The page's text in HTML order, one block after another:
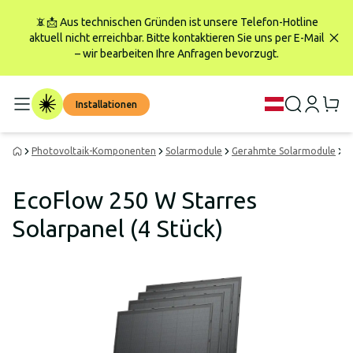
📵📩 Aus technischen Gründen ist unsere Telefon-Hotline
aktuell nicht erreichbar. Bitte kontaktieren Sie uns per E-Mail
– wir bearbeiten Ihre Anfragen bevorzugt.
Installationen
Photovoltaik-Komponenten Solarmodule Gerahmte Solarmodule
EcoFlow 250 W Starres
Solarpanel (4 Stück)